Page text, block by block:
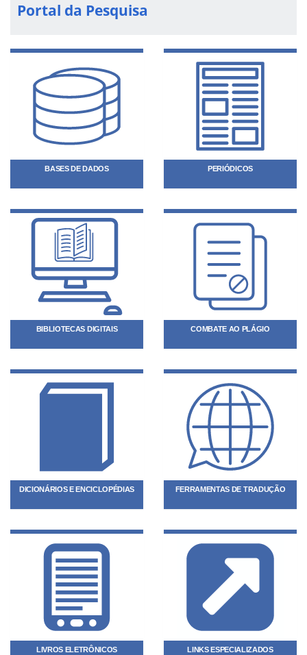
Portal da Pesquisa
BASES DE DADOS PERIÓDICOS
BIBLIOTECAS DIGITAIS COMBATE AO PLÁGIO
DICIONÁRIOS E ENCICLOPÉDIAS FERRAMENTAS DE TRADUÇÃO
LIVROS ELETRÔNICOS LINKS ESPECIALIZADOS